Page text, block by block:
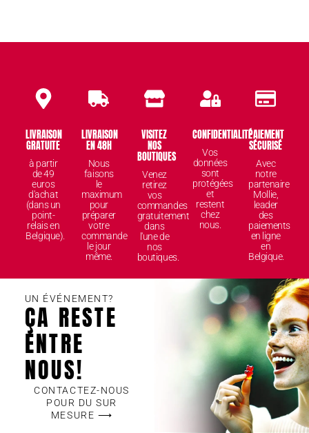
LIVRAISON
GRATUITE
à partir
de 49
euros
d'achat
(dans un
point-
relais en
Belgique).
LIVRAISON
EN 48H
Nous
faisons
le
maximum
pour
préparer
votre
commande
le jour
même.
VISITEZ
NOS
BOUTIQUES
Venez
retirez
vos
commandes
gratuitement
dans
l'une de
nos
boutiques.
CONFIDENTIALITÉ
Vos
données
sont
protégées
et
restent
chez
nous.
PAIEMENT
SÉCURISÉ
Avec
notre
partenaire
Mollie,
leader
des
paiements
en ligne
en
Belgique.
UN ÉVÉNEMENT?
ÇA RESTE
ENTRE
NOUS!
CONTACTEZ-NOUS
POUR DU SUR
MESURE ⟶